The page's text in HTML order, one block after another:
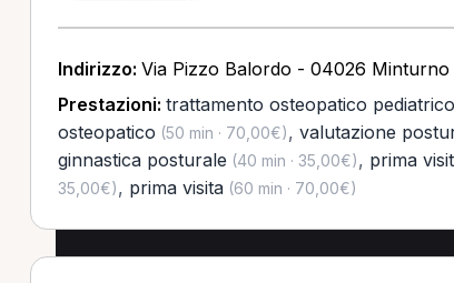
Indirizzo: Via Pizzo Balordo - 04026 Minturno
Prestazioni: trattamento osteopatico pediatrico
osteopatico (50 min · 70,00€), valutazione
ginnastica posturale (40 min · 35,00€), prima
35,00€), prima visita(60 min · 70,00€)